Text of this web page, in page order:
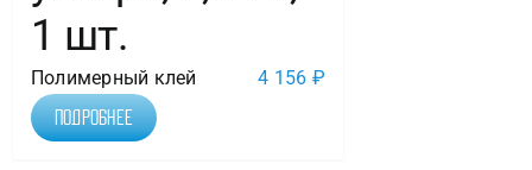
1 шт.
Полимерный клей 4 156 ₽
Подробнее